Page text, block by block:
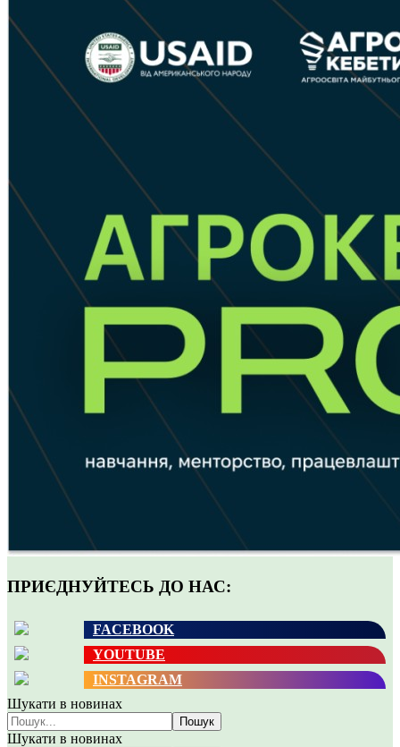
ПРИЄДНУЙТЕСЬ ДО НАС:
FACEBOOK
YOUTUBE
INSTAGRAM
Шукати в новинах
Пошук
Шукати в новинах